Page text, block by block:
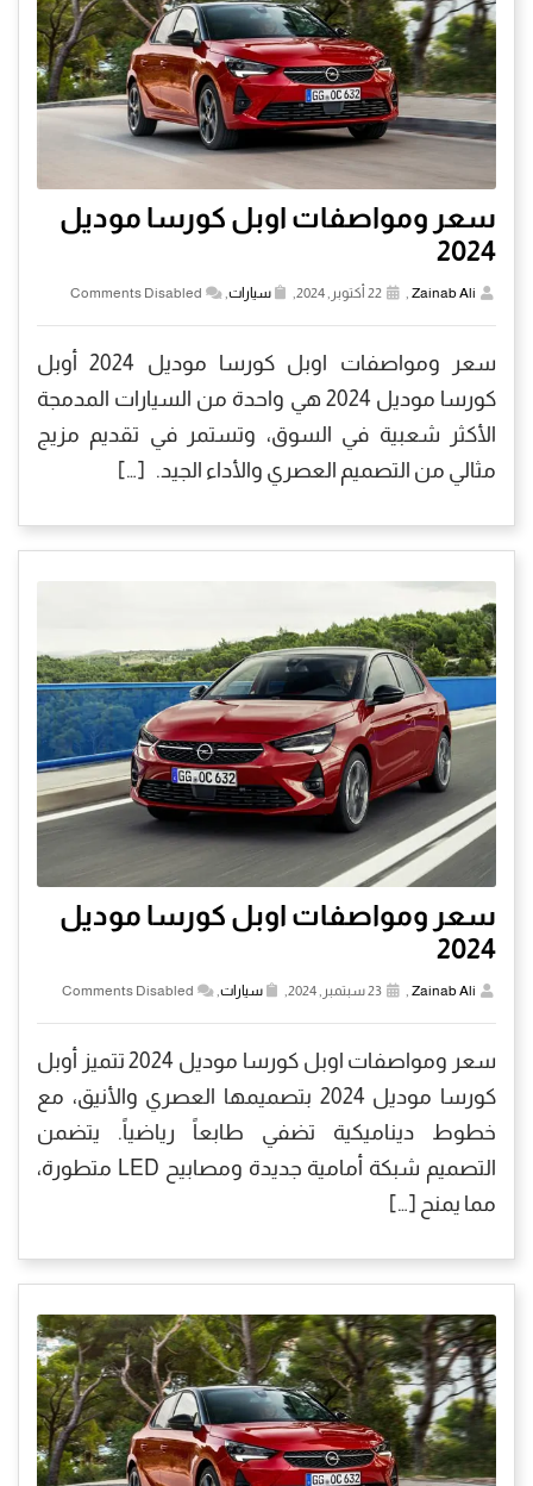
سعر ومواصفات اوبل كورسا موديل
2024
Zainab Ali
, سيارات,
Comments Disabled
سعر ومواصفات اوبل كورسا موديل 2024 أوبل
كورسا موديل 2024 هي واحدة من السيارات المدمجة
الأكثر شعبية في السوق، وتستمر في تقديم مزيج
مثالي من التصميم العصري والأداء الجيد. […]
سعر ومواصفات اوبل كورسا موديل
2024
Zainab Ali
, سيارات,
Comments Disabled
سعر ومواصفات اوبل كورسا موديل 2024 تتميز أوبل
كورسا موديل 2024 بتصميمها العصري والأنيق، مع
خطوط ديناميكية تضفي طابعاً رياضياً. يتضمن
التصميم شبكة أمامية جديدة ومصابيح LED متطورة،
مما يمنح […]